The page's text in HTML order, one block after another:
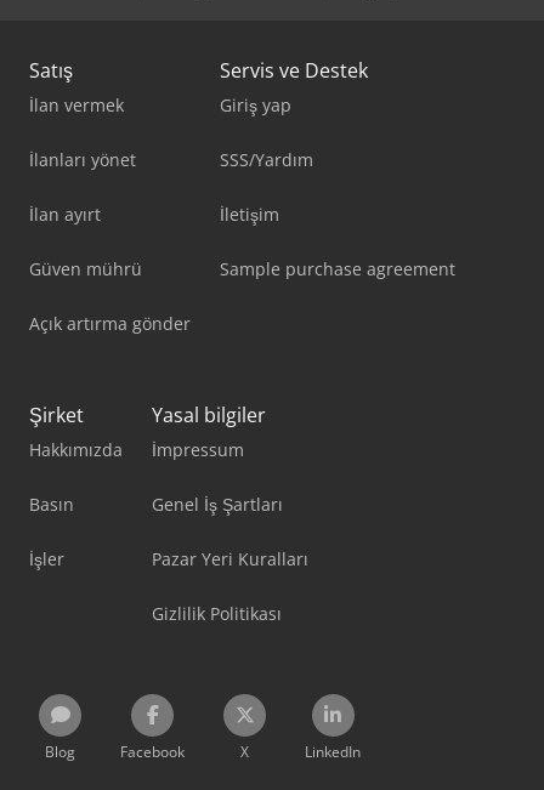
Satış
İlan vermek
İlanları yönet
İlan ayırt
Güven mührü
Açık artırma gönder
Servis ve Destek
Giriş yap
SSS/Yardım
İletişim
Sample purchase agreement
Şirket
Hakkımızda
Basın
İşler
Yasal bilgiler
İmpressum
Genel İş Şartları
Pazar Yeri Kuralları
Gizlilik Politikası
Blog Facebook X LinkedIn